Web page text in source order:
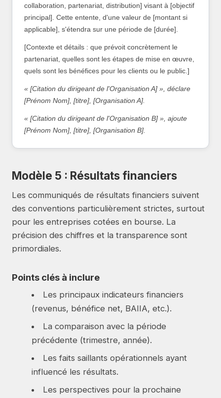
collaboration, partenariat, distribution] visant à [objectif
principal]. Cette entente, d'une valeur de [montant si
applicable], s'étendra sur une période de [durée].
[Contexte et détails : que prévoit concrètement le
partenariat, quelles sont les étapes de mise en œuvre,
quels sont les bénéfices pour les clients ou le public.]
« [Citation du dirigeant de l'Organisation A] », déclare
[Prénom Nom], [titre], [Organisation A].
« [Citation du dirigeant de l'Organisation B] », ajoute
[Prénom Nom], [titre], [Organisation B].
Modèle 5 : Résultats financiers
Les communiqués de résultats financiers suivent
des conventions particulièrement strictes, surtout
pour les entreprises cotées en bourse. La
précision des chiffres et la transparence sont
primordiales.
Points clés à inclure
Les principaux indicateurs financiers
(revenus, bénéfice net, BAIIA, etc.).
La comparaison avec la période
précédente (trimestre, année).
Les faits saillants opérationnels ayant
influencé les résultats.
Les perspectives pour la prochaine